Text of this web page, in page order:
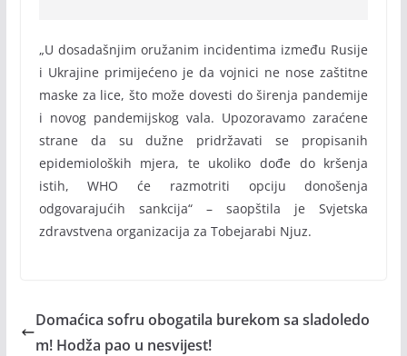
„U dosadašnjim oružanim incidentima između Rusije
i Ukrajine primijećeno je da vojnici ne nose zaštitne
maske za lice, što može dovesti do širenja pandemije
i novog pandemijskog vala. Upozoravamo zaraćene
strane da su dužne pridržavati se propisanih
epidemioloških mjera, te ukoliko dođe do kršenja
istih, WHO će razmotriti opciju donošenja
odgovarajućih sankcija“ – saopštila je Svjetska
zdravstvena organizacija za Tobejarabi Njuz.
Domaćica sofru obogatila burekom sa sladoledo
m! Hodža pao u nesvijest!